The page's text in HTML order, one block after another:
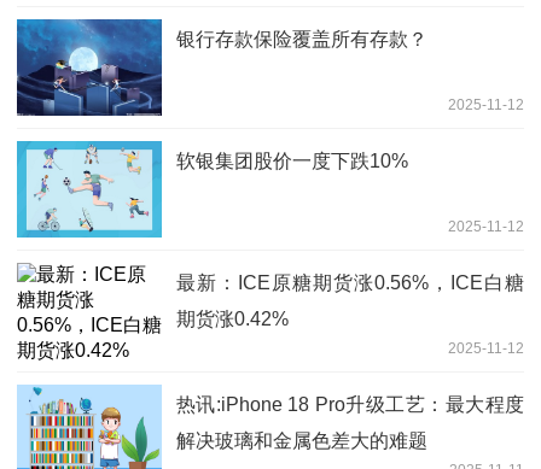
银行存款保险覆盖所有存款？
2025-11-12
软银集团股价一度下跌10%
2025-11-12
最新：ICE原糖期货涨0.56%，ICE白糖
期货涨0.42%
2025-11-12
热讯:iPhone 18 Pro升级工艺：最大程度
解决玻璃和金属色差大的难题